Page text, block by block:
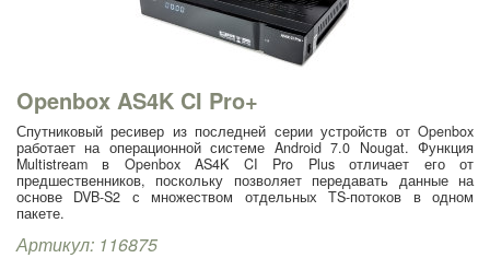
Openbox AS4K CI Pro+
Спутниковый ресивер из последней серии устройств от Openbox
работает на операционной системе Android 7.0 Nougat. Функция
Multistream в Openbox AS4K CI Pro Plus отличает его от
предшественников, поскольку позволяет передавать данные на
основе DVB-S2 с множеством отдельных TS-потоков в одном
пакете.
Артикул: 116875